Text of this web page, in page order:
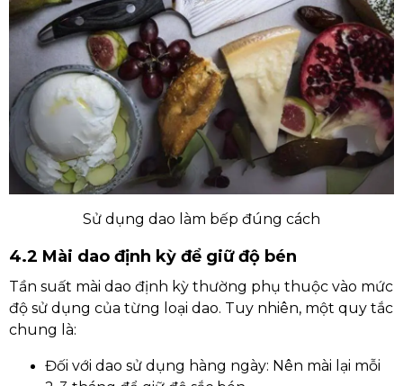
Sử dụng dao làm bếp đúng cách
4.2 Mài dao định kỳ để giữ độ bén
Tần suất mài dao định kỳ thường phụ thuộc vào mức
độ sử dụng của từng loại dao. Tuy nhiên, một quy tắc
chung là:
Đối với dao sử dụng hàng ngày: Nên mài lại mỗi